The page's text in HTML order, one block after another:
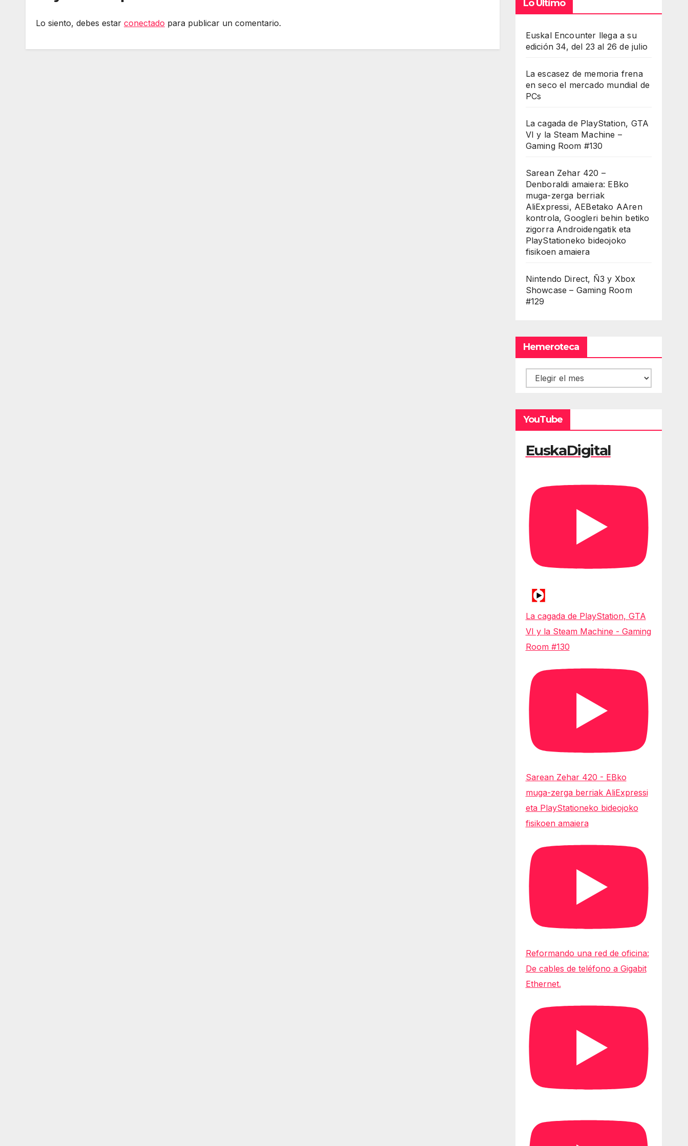
Lo siento, debes estar conectado para publicar un comentario.
Lo Último
Euskal Encounter llega a su
edición 34, del 23 al 26 de julio
La escasez de memoria frena
en seco el mercado mundial de
PCs
La cagada de PlayStation, GTA
VI y la Steam Machine –
Gaming Room #130
Sarean Zehar 420 –
Denboraldi amaiera: EBko
muga-zerga berriak
AliExpressi, AEBetako AAren
kontrola, Googleri behin betiko
zigorra Androidengatik eta
PlayStationeko bideojoko
fisikoen amaiera
Nintendo Direct, Ñ3 y Xbox
Showcase – Gaming Room
#129
Hemeroteca
Hemeroteca
YouTube
EuskaDigital
La cagada de PlayStation, GTA
VI y la Steam Machine - Gaming
Room #130
Sarean Zehar 420 - EBko
muga-zerga berriak AliExpressi
eta PlayStationeko bideojoko
fisikoen amaiera
Reformando una red de oficina:
De cables de teléfono a Gigabit
Ethernet.